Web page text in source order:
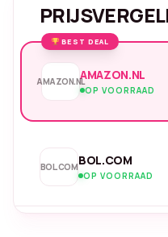
BEST DEAL
AMAZON.NLAMAZON.NL
OP VOORRAAD
BOL.COMBOL.COM
OP VOORRAAD